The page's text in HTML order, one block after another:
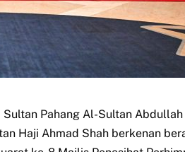
Sultan Pahang Al-Sultan Abdullah
Haji Ahmad Shah berkenan